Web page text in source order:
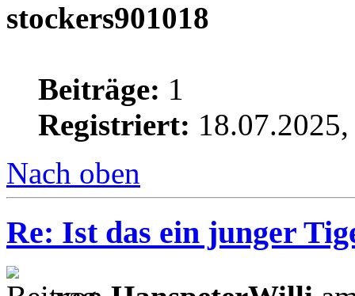
stockers901018
Beiträge: 1
Registriert:
Nach oben
Re: Ist das ein junger